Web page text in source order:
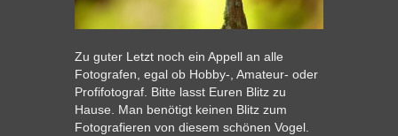
Zu guter Letzt noch ein Appell an alle
Fotografen, egal ob Hobby-, Amateur- oder
Profifotograf. Bitte lasst Euren Blitz zu
Hause. Man benötigt keinen Blitz zum
Fotografieren von diesem schönen Vogel.